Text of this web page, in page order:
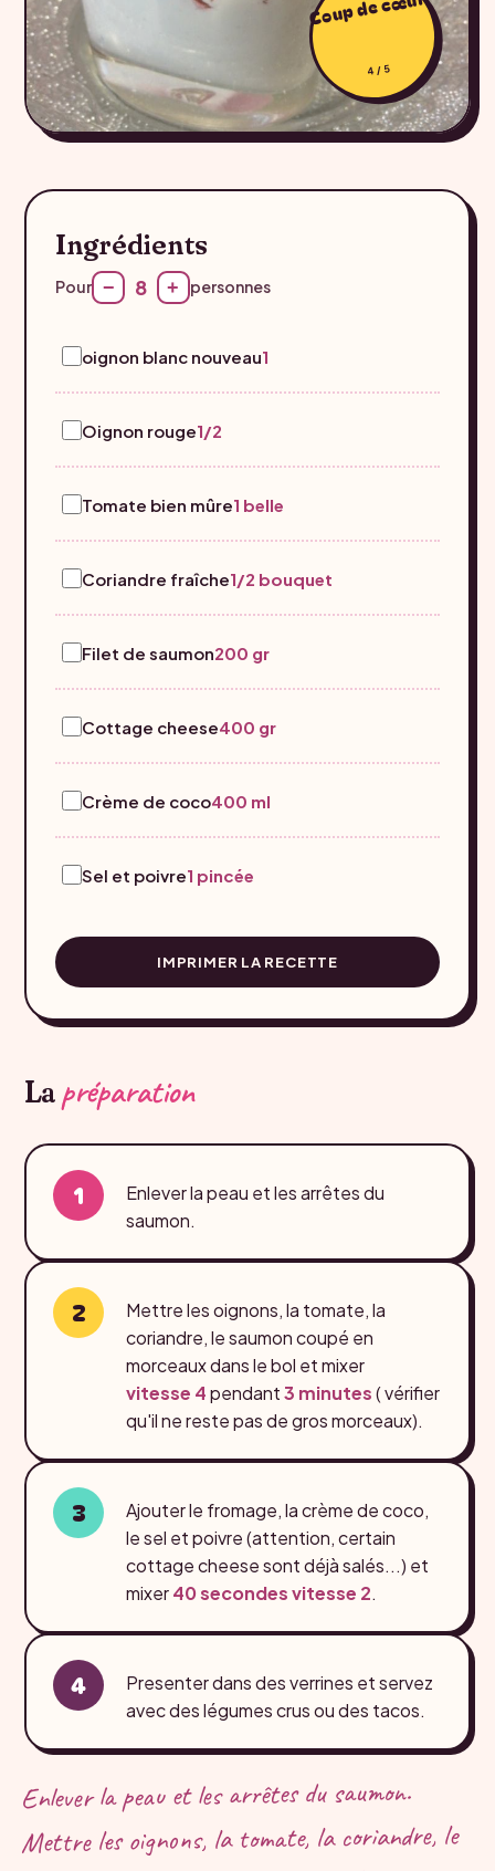
4/5
Ingrédients
Pour − 8 + personnes
oignon blanc nouveau1
Oignon rouge1/2
Tomate bien mûre1 belle
Coriandre fraîche1/2 bouquet
Filet de saumon200 gr
Cottage cheese400 gr
Crème de coco400 ml
Sel et poivre1 pincée
IMPRIMER LA RECETTE
Lapréparation
Enlever la peau et les arrêtes du
saumon.
Mettre les oignons, la tomate, la
coriandre, le saumon coupé en
morceaux dans le bol et mixer
vitesse 4pendant3 minutes( vérifier
qu'il ne reste pas de gros morceaux).
Ajouter le fromage, la crème de coco,
le sel et poivre (attention, certain
cottage cheese sont déjà salés...) et
mixer40 secondesvitesse 2.
Presenter dans des verrines et servez
avec des légumes crus ou des tacos.
Enlever la peau et les arrêtes du saumon.
Mettre les oignons, la tomate, la coriandre, le